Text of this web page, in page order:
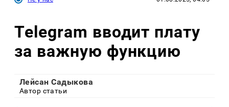
Telegram вводит плату
за важную функцию
Лейсан Садыкова
Автор статьи